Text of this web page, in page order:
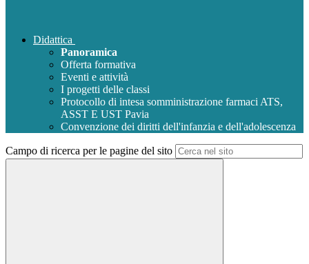
Didattica
Panoramica
Offerta formativa
Eventi e attività
I progetti delle classi
Protocollo di intesa somministrazione farmaci ATS,
ASST E UST Pavia
Convenzione dei diritti dell'infanzia e dell'adolescenza
Campo di ricerca per le pagine del sito